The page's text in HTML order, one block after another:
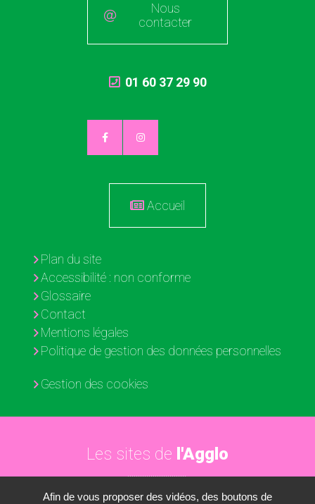
Afin de vous proposer des vidéos, des boutons de
Nous
contacter
01 60 37 29 90
Accueil
Plan du site
Accessibilité : non conforme
Glossaire
Contact
Mentions légales
Politique de gestion des données personnelles
Gestion des cookies
Les sites de l'Agglo